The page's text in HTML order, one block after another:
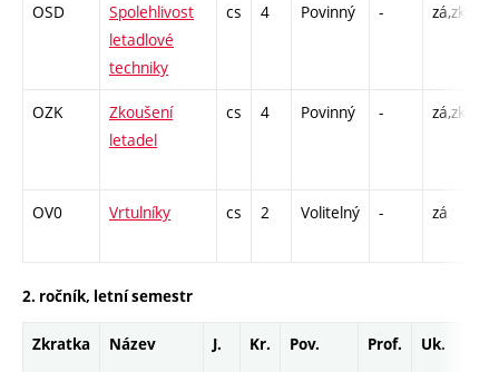
OSD
Spolehlivost
letadlové
techniky
cs 4 Povinný - zá,zk
OZK
Zkoušení
letadel
cs 4 Povinný - zá,zk
OV0 Vrtulníky cs 2 Volitelný - zá
2. ročník, letní semestr
Zkratka Název J. Kr. Pov. Prof. Uk.